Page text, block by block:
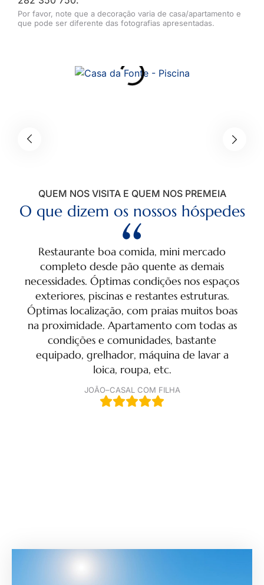
Por favor, note que a decoração varia de casa/apartamento e
que pode ser diferente das fotografias apresentadas.
QUEM NOS VISITA E QUEM NOS PREMEIA
O que dizem os nossos hóspedes
Restaurante boa comida, mini mercado
completo desde pão quente as demais
necessidades. Óptimas condições nos espaços
exteriores, piscinas e restantes estruturas.
Óptimas localização, com praias muitos boas
na proximidade. Apartamento com todas as
condições e comunidades, bastante
equipado, grelhador, máquina de lavar a
loica, roupa, etc.
JOÃO–CASAL COM FILHA